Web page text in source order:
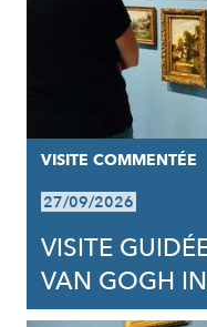
VISITE COMMENTÉE
27/09/2026
VISITE
VAN GOGH